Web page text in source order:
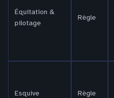
Équitation &
pilotage
Règle
Esquive Règle